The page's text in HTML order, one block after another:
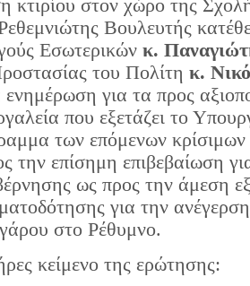
κτιρίου στον χώρο της
Βουλευτής
Εσωτερικών κ.
του Πολίτη κ.
ενημέρωση για τα προς
που εξετάζει το
των επόμενων κρίσιμων
την επίσημη επιβεβαίωση
ως προς την άμεση
για την
στο Ρέθυμνο.
κείμενο της ερώτησης: